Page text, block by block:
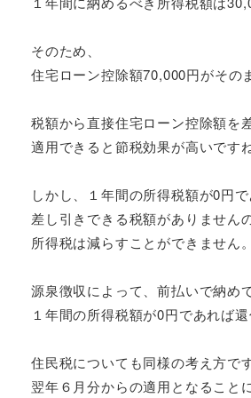
そのため、
住宅ローン控除額70,000円がその
税額から直接住宅ローン控除額を
適用できると節税効果が高いですね
しかし、１年間の所得税額が0円で
差し引きできる税額がありませんの
所得税は減らすことができません。
源泉徴収によって、前払いで納め
１年間の所得税額が0円であれば還
住民税についても同様の考え方です
翌年６月分からの適用となること